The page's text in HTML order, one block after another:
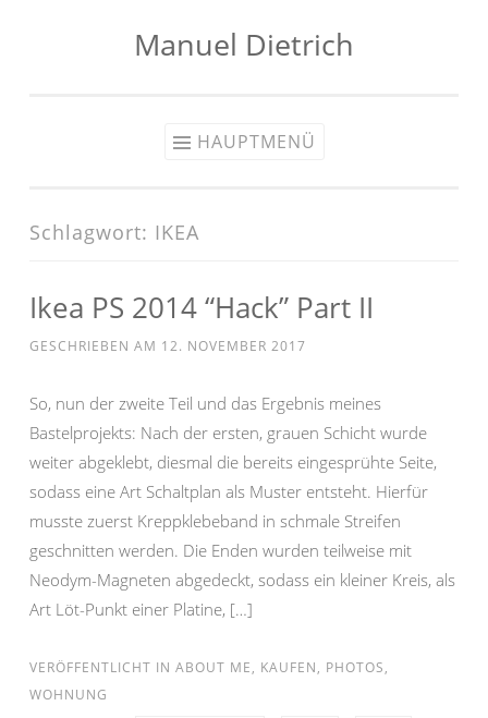
Manuel Dietrich
HAUPTMENÜ
Schlagwort: IKEA
Ikea PS 2014 “Hack” Part II
GESCHRIEBEN AM 12. NOVEMBER 2017
So, nun der zweite Teil und das Ergebnis meines
Bastelprojekts: Nach der ersten, grauen Schicht wurde
weiter abgeklebt, diesmal die bereits eingesprühte Seite,
sodass eine Art Schaltplan als Muster entsteht. Hierfür
musste zuerst Kreppklebeband in schmale Streifen
geschnitten werden. Die Enden wurden teilweise mit
Neodym-Magneten abgedeckt, sodass ein kleiner Kreis, als
Art Löt-Punkt einer Platine, […]
VERÖFFENTLICHT IN ABOUT ME, KAUFEN, PHOTOS,
WOHNUNG